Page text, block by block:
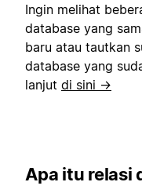
Ingin melihat
database yang
baru atau tautkan
database yang
lanjut di sini →
Apa itu relasi